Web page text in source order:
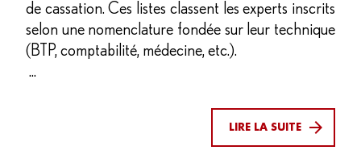
de cassation. Ces listes classent les experts inscrits
selon une nomenclature fondée sur leur technique
(BTP, comptabilité, médecine, etc.).
...
LIRE LA SUITE